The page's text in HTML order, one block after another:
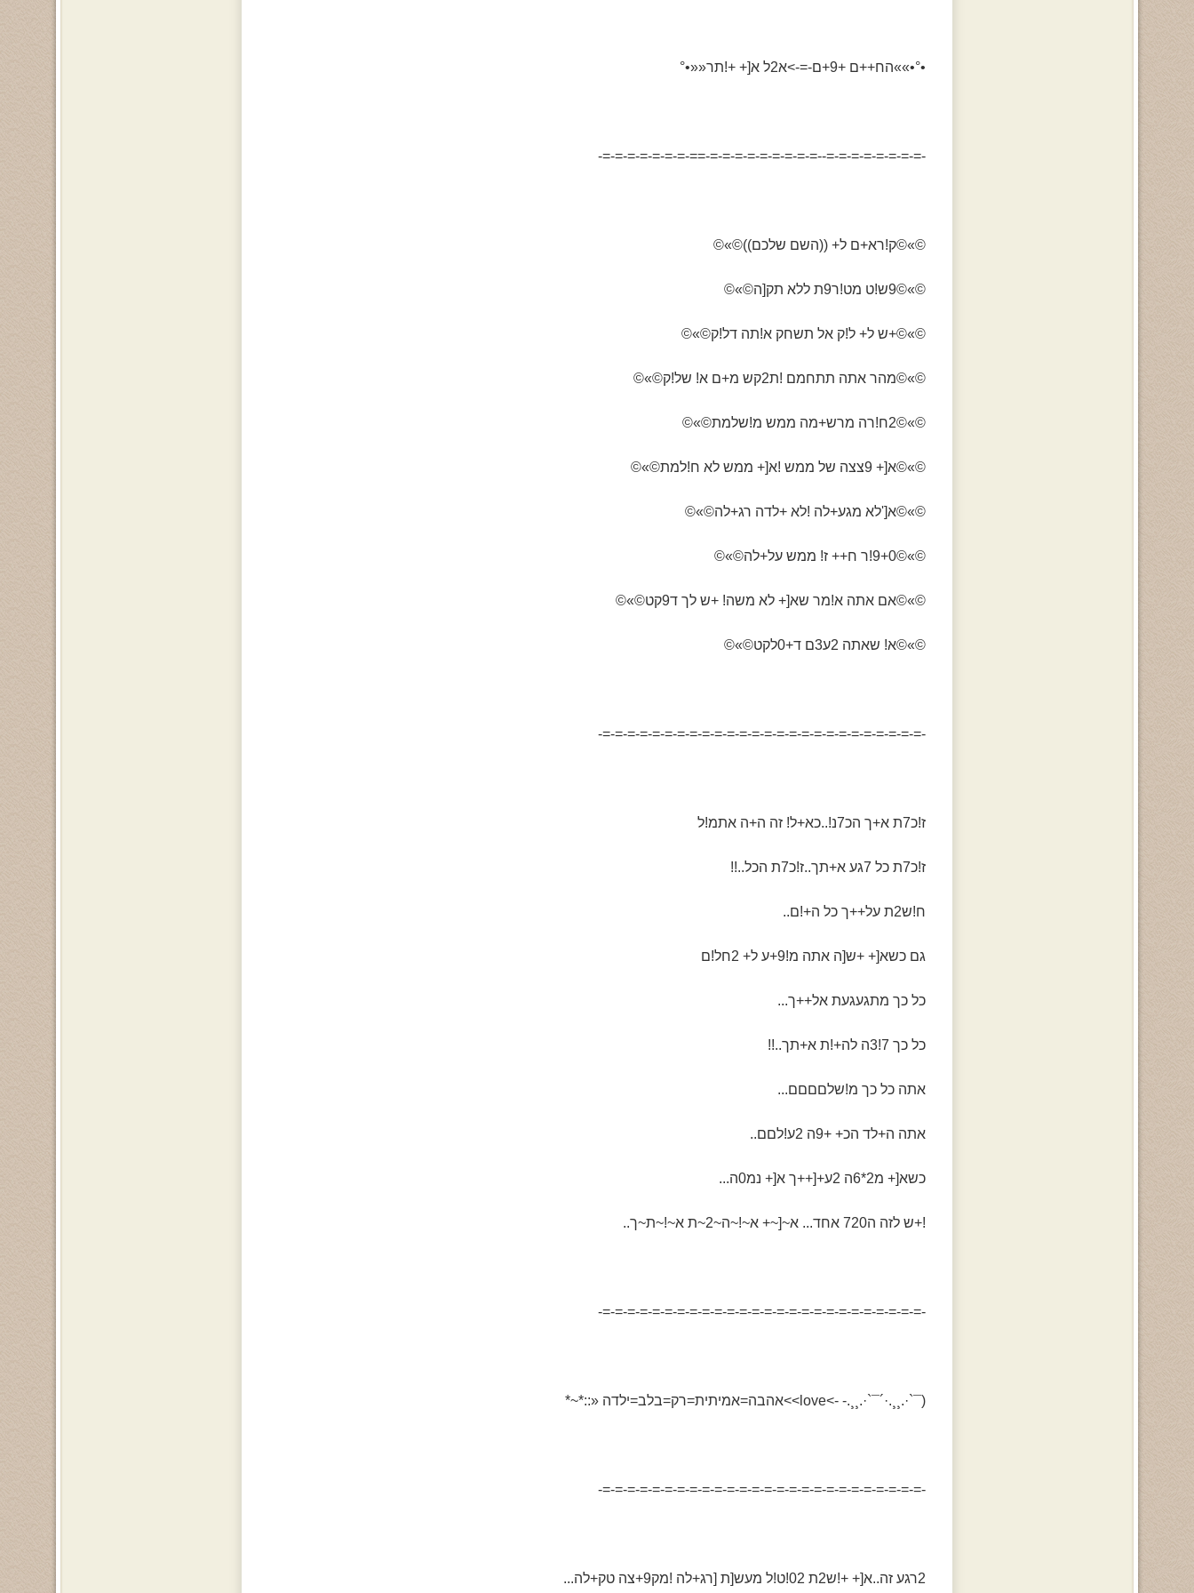
•°•»»הח++ם +9+ם-=->א2ל א[+ +!תר««•°
-=-=-=-=-=-=-=-=--=-=-=-=-=-=-=-=-=-==-=-=-=-=-=-=-=-
©»©ק!רא+ם ל+ ((השם שלכם))©»©
©»©9ש!ט מט!ר9ת ללא תק[ה©»©
©»©+ש ל+ ל!ק אל תשחק א!תה דל!ק©»©
©»©מהר אתה תתחמם !ת2קש מ+ם א! של!ק©»©
©»©2ח!רה מרש+מה ממש מ!שלמת©»©
©»©א[+ 9צצה של ממש !א[+ ממש לא ח!למת©»©
©»©א['לא מגע+לה !לא +לדה רג+לה©»©
©»©9+0!ר ח++ ז! ממש על+לה©»©
©»©אם אתה א!מר שא[+ לא משה! +ש לך ד9קט©»©
©»©א! שאתה 2ע3ם ד+0לקט©»©
-=-=-=-=-=-=-=-=-=-=-=-=-=-=-=-=-=-=-=-=-=-=-=-=-=-=-
ז!כ7ת א+ך הכ7נ!..כא+ל! זה ה+ה אתמ!ל
ז!כ7ת כל 7גע א+תך..ז!כ7ת הכל..!!
ח!ש2ת על++ך כל ה+!ם..
גם כשא[+ +ש[ה אתה מ!9+ע ל+ 2חל!ם
כל כך מתגעגעת אל++ך...
כל כך 7!3ה לה+!ת א+תך..!!
אתה כל כך מ!שלםםםם...
אתה ה+לד הכ+ +9ה 2ע!לםם..
כשא[+ מ2*6ה 2ע+[++ך א[+ נמ0ה...
!+ש לזה ה720 אחד... א~[~+ א~!~ה~2~ת א~!~ת~ך..
-=-=-=-=-=-=-=-=-=-=-=-=-=-=-=-=-=-=-=-=-=-=-=-=-=-=-
(¯`·.¸¸.·´¯`·.¸¸.- ->love>>אהבה=אמיתית=רק=בלב=ילדה «::*~*
-=-=-=-=-=-=-=-=-=-=-=-=-=-=-=-=-=-=-=-=-=-=-=-=-=-=-
2רגע זה..א[+ +!ש2ת 02!ט!ל מעש[ת [רג+לה !מק9+צה טק+לה...